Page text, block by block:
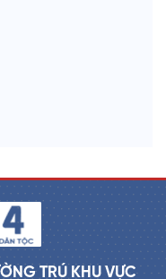
TRÚ KHU VỰC